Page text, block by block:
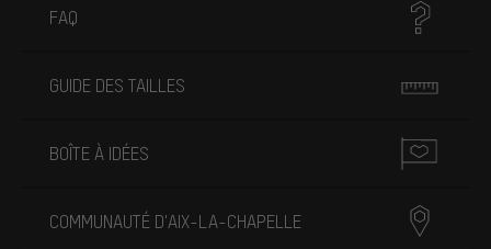
FAQ
GUIDE DES TAILLES
BOÎTE À IDÉES
COMMUNAUTÉ D'AIX-LA-CHAPELLE